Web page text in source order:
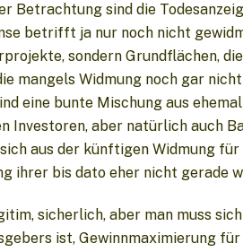
Betrachtung sind die
betrifft ja nur noch nicht
sondern Grundflächen,
mangels Widmung noch gar
eine bunte Mischung aus
Investoren, aber natürlich auch
aus der künftigen Widmung für
ihrer bis dato eher nicht gerade
sicherlich, aber man muss
ist, Gewinnmaximierung